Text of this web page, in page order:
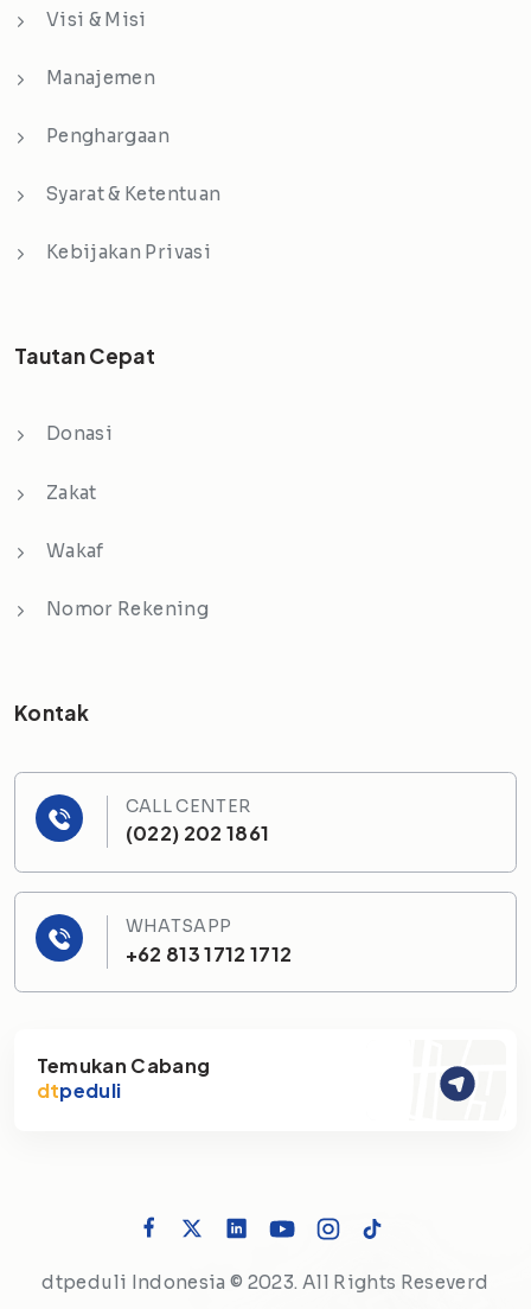
Visi & Misi
Manajemen
Penghargaan
Syarat & Ketentuan
Kebijakan Privasi
Tautan Cepat
Donasi
Zakat
Wakaf
Nomor Rekening
Kontak
CALL CENTER
(022) 202 1861
WHATSAPP
+62 813 1712 1712
Temukan Cabang
dtpeduli
dtpeduli Indonesia © 2023. All Rights Reseverd